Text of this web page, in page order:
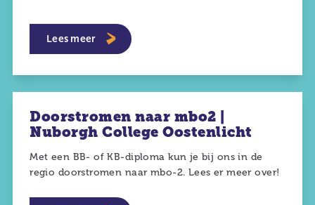
Lees meer
Doorstromen naar mbo2 |
Nuborgh College Oostenlicht
Met een BB- of KB-diploma kun je bij ons in de
regio doorstromen naar mbo-2. Lees er meer over!